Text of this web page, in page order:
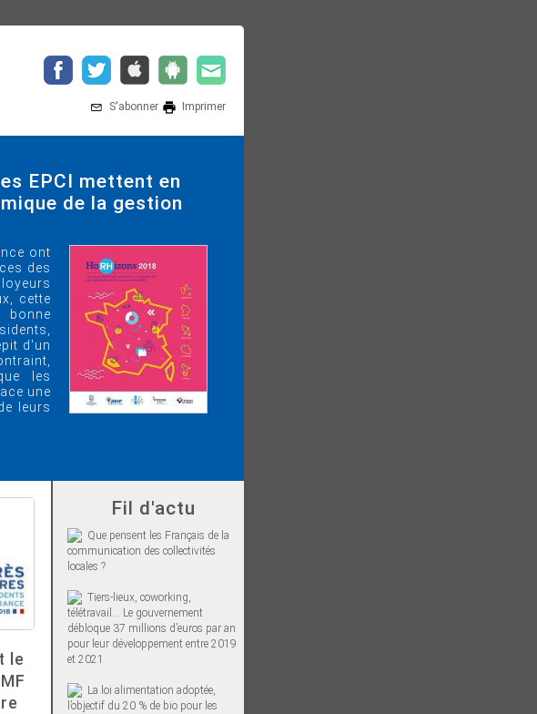
S'abonner Imprimer
EPCI mettent en
de la gestion
ont
des
cette
d'un
les
une
leurs
le
Fil d'actu
Que pensent les Français de la
communication des collectivités
locales ?
Tiers-lieux, coworking,
télétravail… Le gouvernement
débloque 37 millions d’euros par an
pour leur développement entre 2019
et 2021
La loi alimentation adoptée,
l’objectif du 20 % de bio pour les